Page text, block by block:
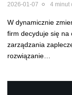
2026-01-07 4 minut
W dynamicznie
firm decyduje się na
zarządzania
rozwiązanie…